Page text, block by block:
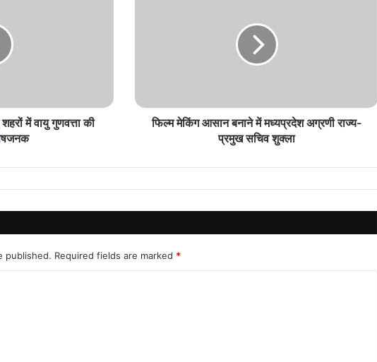
में वायु गुणवत्ता की
फिल्म मेकिंग आसान बनाने में मध्यप्रदेश अग्रणी राज्य-
प्रमुख सचिव शुक्ला
published. Required fields are marked *